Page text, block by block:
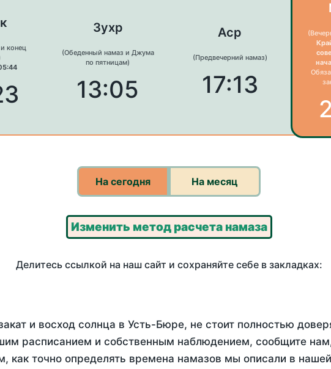
конец
Зухр
(Обеденный намаз и Джума
по пятницам)
13:05
Аср
(Предвечерний намаз)
17:13
На сегодня На месяц
Изменить метод расчета намаза
Делитесь ссылкой на наш сайт и сохраняйте себе в закладках:
и восход солнца в Усть-Бюре, не стоит полностью
расписанием и собственным наблюдением, сообщите
как точно определять времена намазов мы описали в